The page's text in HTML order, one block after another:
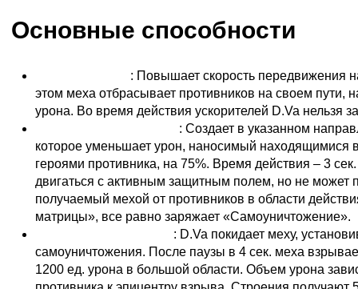
Основные способности
: Повышает скорость передвижения
этом меха отбрасывает противников на своем пути,
урона. Во время действия ускорителей D.Va нельзя
: Создает в указанном
которое уменьшает урон, наносимый находящимися
героями противника, на 75%. Время действия – 3
двигаться с активным защитным полем, но не может
получаемый мехой от противников в области
матрицы», все равно заряжает «Самоуничтожение».
: D.Va покидает меху,
самоуничтожения. После паузы в 4 сек. меха
1200 ед. урона в большой области. Объем урона